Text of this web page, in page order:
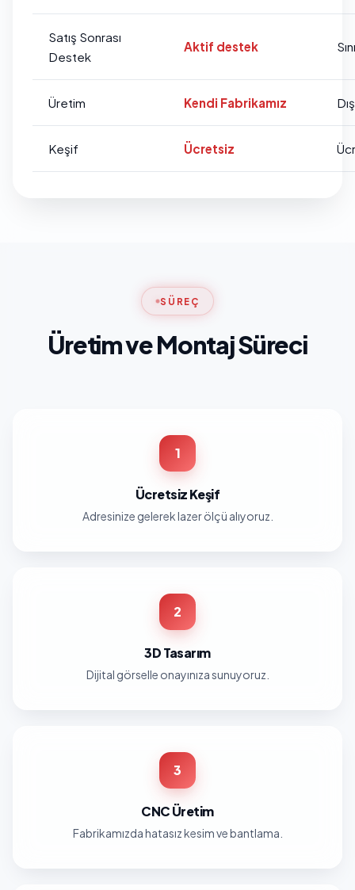
Satış Sonrası
Destek
Aktif destek
Üretim Kendi Fabrikamız
Keşif Ücretsiz
SÜREÇ
Üretim ve Montaj Süreci
1
Ücretsiz Keşif
Adresinize gelerek lazer ölçü alıyoruz.
2
3D Tasarım
Dijital görselle onayınıza sunuyoruz.
3
CNC Üretim
Fabrikamızda hatasız kesim ve bantlama.